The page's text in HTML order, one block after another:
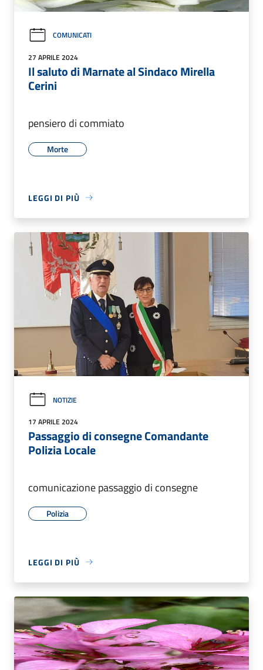
COMUNICATI
27 APRILE 2024
Il saluto di Marnate al Sindaco Mirella
Cerini
pensiero di commiato
Morte
LEGGI DI PIÙ
NOTIZIE
17 APRILE 2024
Passaggio di consegne Comandante
Polizia Locale
comunicazione passaggio di consegne
Polizia
LEGGI DI PIÙ